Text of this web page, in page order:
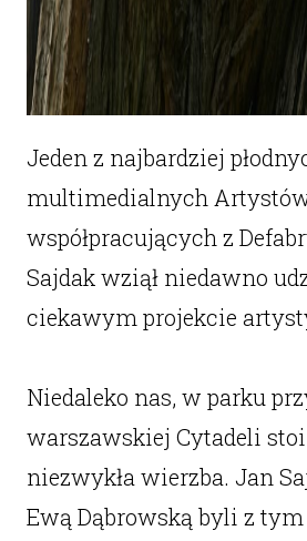
Jeden z najbardziej
multimedialnych
współpracujących z
Sajdak wziął niedawno
ciekawym projekcie
Niedaleko nas, w parku
warszawskiej Cytadeli
niezwykła wierzba. Jan
Ewą Dąbrowską byli z